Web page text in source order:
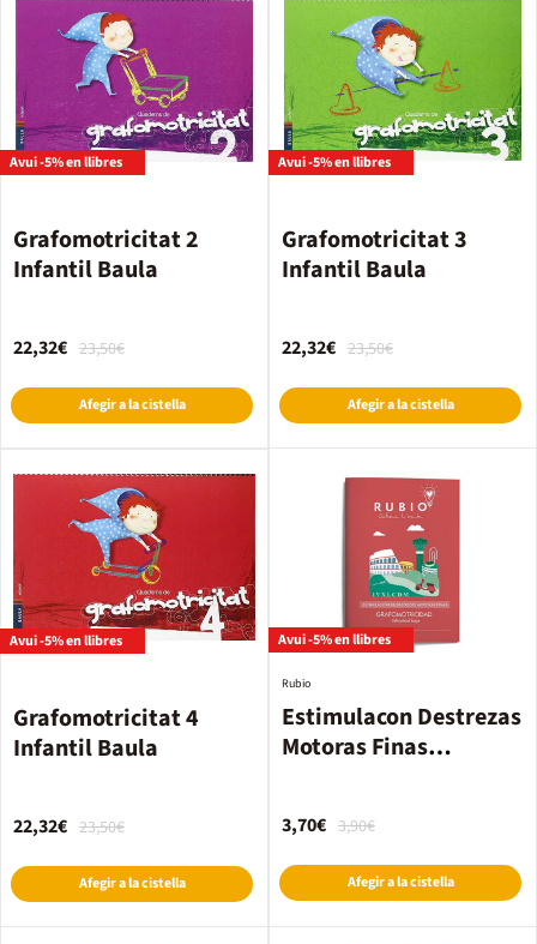
Avui -5% en llibres
Grafomotricitat 2
Infantil Baula
23,50€
22,32€
Afegir a la cistella
Avui -5% en llibres
Grafomotricitat 3
Infantil Baula
23,50€
22,32€
Afegir a la cistella
Avui -5% en llibres
Grafomotricitat 4
Infantil Baula
23,50€
22,32€
Afegir a la cistella
Avui -5% en llibres
Estimulacon Destrezas
Motoras Finas
Rubio
3,90€
3,70€
Afegir a la cistella